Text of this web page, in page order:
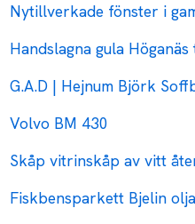
Nytillverkade fönster i
Handslagna gula
G.A.D | Hejnum Björk
Volvo BM 430
Skåp vitrinskåp av vitt
Fiskbensparkett Bjelin